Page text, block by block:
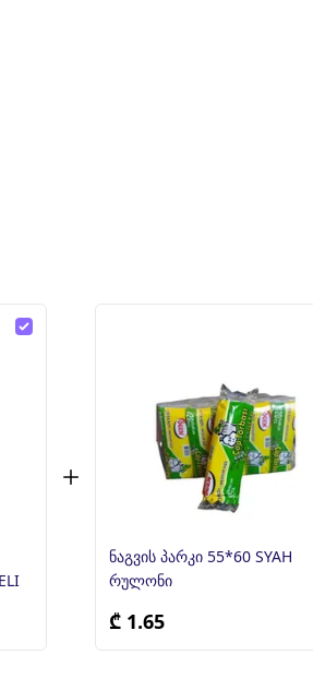
ნაგვის პარკი 55*60 SYAH
რულონი
₾ 1.65